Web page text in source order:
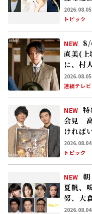
2026.08.04
トピック
NEW
夏帆、
努、大
智)が
放送
2026.08.04
連続テレ
8/5(水)
(上坂樹
恋)の夫
る
2026.08.04
連続テレ
吉岡里
in奈良
たって
2026.08.03